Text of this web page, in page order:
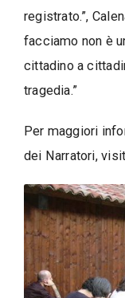
registrato.”,
facciamo non è
cittadino a
tragedia.”
Per maggiori
dei Narratori,